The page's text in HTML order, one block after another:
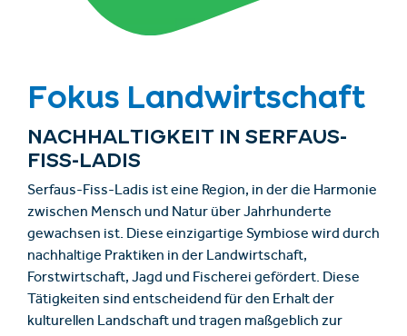
Fokus Landwirtschaft
NACHHALTIGKEIT IN SERFAUS-
FISS-LADIS
Serfaus-Fiss-Ladis ist eine Region, in der die Harmonie
zwischen Mensch und Natur über Jahrhunderte
gewachsen ist. Diese einzigartige Symbiose wird durch
nachhaltige Praktiken in der Landwirtschaft,
Forstwirtschaft, Jagd und Fischerei gefördert. Diese
Tätigkeiten sind entscheidend für den Erhalt der
kulturellen Landschaft und tragen maßgeblich zur